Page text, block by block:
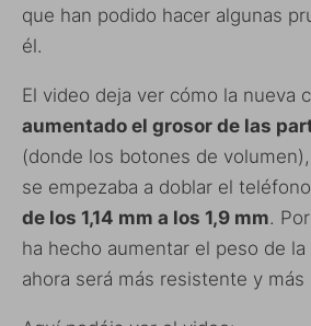
que han podido hacer algunas
él.
El video deja ver cómo la nueva
aumentado el grosor de las
(donde los botones de
se empezaba a doblar el
de los 1,14 mm a los 1,9 mm.
ha hecho aumentar el peso de la
ahora será más resistente y más